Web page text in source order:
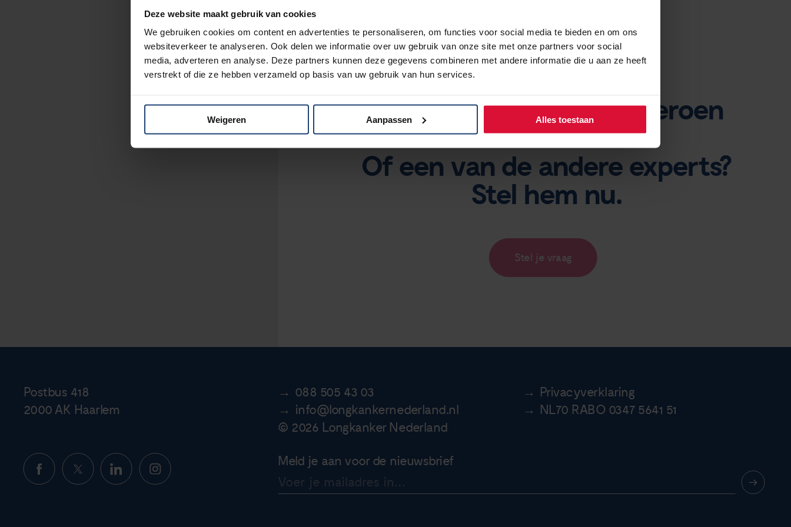
Deze website maakt gebruik van cookies
We gebruiken cookies om content en advertenties te personaliseren, om functies voor social media te bieden en om ons
websiteverkeer te analyseren. Ook delen we informatie over uw gebruik van onze site met onze partners voor social
media, adverteren en analyse. Deze partners kunnen deze gegevens combineren met andere informatie die u aan ze heeft
verstrekt of die ze hebben verzameld op basis van uw gebruik van hun services.
Weigeren Aanpassen Alles toestaan
Heb je een vraag voor Jeroen
Hiltermann?
Of een van de andere experts?
Stel hem nu.
Stel je vraag
Postbus 418
2000 AK Haarlem
088 505 43 03
Privacyverklaring
info@longkankernederland.nl
NL70 RABO 0347 5641 51
© 2026 Longkanker Nederland
Meld je aan voor de nieuwsbrief